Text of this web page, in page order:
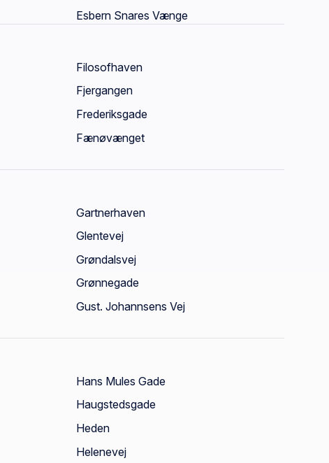
Esbern Snares Vænge
Filosofhaven
Fjergangen
Frederiksgade
Fænøvænget
Gartnerhaven
Glentevej
Grøndalsvej
Grønnegade
Gust. Johannsens Vej
Hans Mules Gade
Haugstedsgade
Heden
Helenevej